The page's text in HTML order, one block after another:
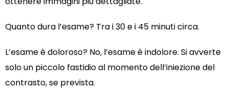
Quanto dura l’esame? Tra i 30 e i 45 minuti circa.
L’esame è doloroso? No, l’esame è indolore. Si avverte
solo un piccolo fastidio al momento dell’iniezione del
contrasto, se prevista.